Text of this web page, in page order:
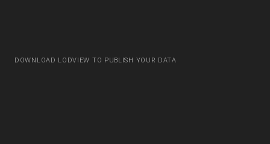
DOWNLOAD LODVIEW TO PUBLISH YOUR DATA